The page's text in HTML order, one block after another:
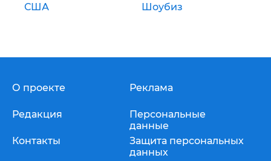
США Шоубиз
О проекте
Редакция
Контакты
Реклама
Персональные
данные
Защита персональных
данных